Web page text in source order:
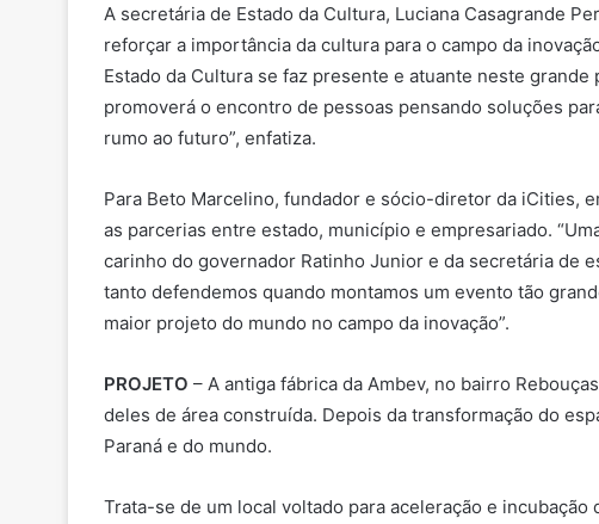
A secretária de Estado da Cultura, Luciana Casagrande
reforçar a importância da cultura para o campo da
Estado da Cultura se faz presente e atuante neste
promoverá o encontro de pessoas pensando soluções
rumo ao futuro”, enfatiza.
Para Beto Marcelino, fundador e sócio-diretor da iCities,
as parcerias entre estado, município e empresariado.
carinho do governador Ratinho Junior e da secretária de
tanto defendemos quando montamos um evento tão
maior projeto do mundo no campo da inovação”.
PROJETO – A antiga fábrica da Ambev, no bairro
deles de área construída. Depois da transformação do
Paraná e do mundo.
Trata-se de um local voltado para aceleração e